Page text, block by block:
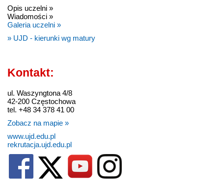
Opis uczelni »
Wiadomości »
Galeria uczelni »
» UJD - kierunki wg matury
Kontakt:
ul. Waszyngtona 4/8
42-200 Częstochowa
tel. +48 34 378 41 00
Zobacz na mapie »
www.ujd.edu.pl
rekrutacja.ujd.edu.pl